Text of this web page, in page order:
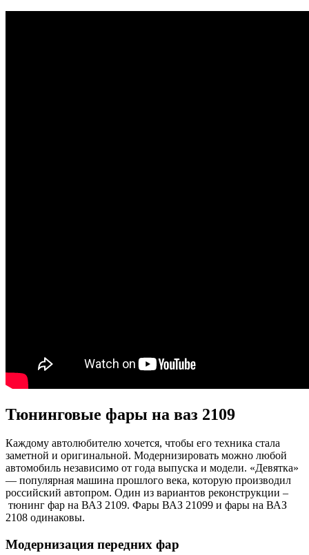
Тюнинговые фары на ваз 2109
Каждому автолюбителю хочется, чтобы его техника стала
заметной и оригинальной. Модернизировать можно любой
автомобиль независимо от года выпуска и модели. «Девятка»
— популярная машина прошлого века, которую производил
российский автопром. Один из вариантов реконструкции –
тюнинг фар на ВАЗ 2109. Фары ВАЗ 21099 и фары на ВАЗ
2108 одинаковы.
Модернизация передних фар